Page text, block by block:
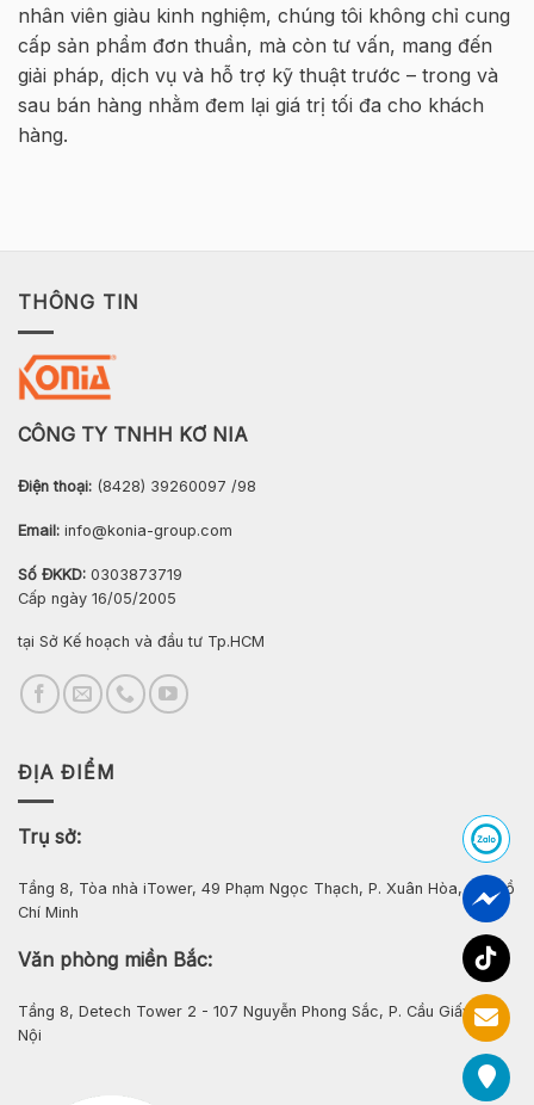
thép
2026
–
Hà
Nội
nhân viên giàu kinh nghiệm, chúng tôi không chỉ cung
cấp sản phẩm đơn thuần, mà còn tư vấn, mang đến
giải pháp, dịch vụ và hỗ trợ kỹ thuật trước – trong và
sau bán hàng nhằm đem lại giá trị tối đa cho khách
hàng.
THÔNG TIN
CÔNG TY TNHH KƠ NIA
Điện thoại: (8428) 39260097 /98
Email: info@konia-group.com
Số ĐKKD: 0303873719
Cấp ngày 16/05/2005
tại Sở Kế hoạch và đầu tư Tp.HCM
ĐỊA ĐIỂM
Trụ sở:
Tầng 8, Tòa nhà iTower, 49 Phạm Ngọc Thạch, P. Xuân Hòa, Tp. Hồ
Chí Minh
Văn phòng miền Bắc:
Tầng 8, Detech Tower 2 - 107 Nguyễn Phong Sắc, P. Cầu Giấy, Hà
Nội